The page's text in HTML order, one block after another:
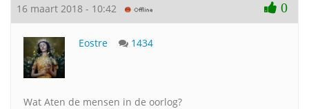
16 maart 2018 - 10:42 0
Eostre 1434
Wat Aten de mensen in de oorlog?